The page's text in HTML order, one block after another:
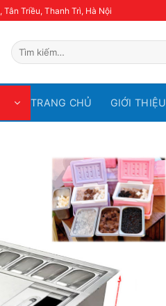
Triều, Thanh Trì, Hà Nội
Tìm
kiếm:
TRANG CHỦ GIỚI THIỆU